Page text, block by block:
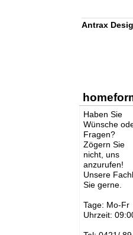
Antrax
Haben Sie
Wünsche
Fragen?
Zögern Sie
nicht, uns
anzurufen!
Unsere
Sie gerne.
Tage: Mo-Fr
Uhrzeit: